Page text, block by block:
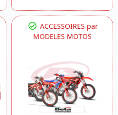
ACCESSOIRES par
MODELES MOTOS